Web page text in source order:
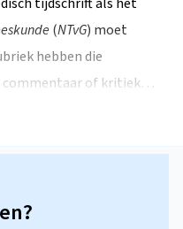
(NTvG) moet
hebben die
commentaar of kritiek…